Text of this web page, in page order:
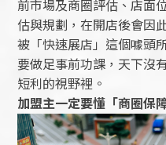
前市場及商圈評估、店面
估與規劃，在開店後會因
被「快速展店」這個噱頭
要做足事前功課，天下沒
短利的視野裡。
加盟主一定要懂「商圈保障